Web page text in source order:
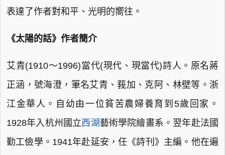
表達了作者對和平、光明的嚮往。
《太陽的話》作者簡介
艾青(1910～1996)當代(現代、現當代)詩人。原名蔣
正涵，號海澄，筆名艾青、莪加、克阿、林壁等。浙
江金華人。自幼由一位貧苦農婦養育到5歲回家。
1928年入杭州國立西湖藝術學院繪畫系。翌年赴法國
勤工儉學。1941年赴延安，任《詩刊》主編。他在遍